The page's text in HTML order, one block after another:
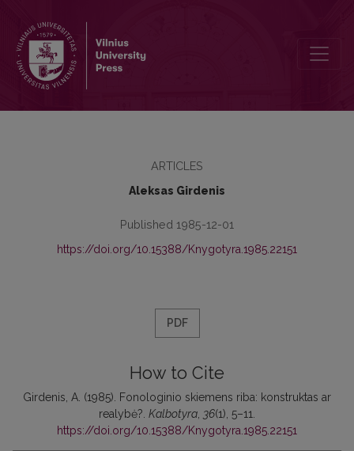
ARTICLES
Aleksas Girdenis
Published 1985-12-01
https://doi.org/10.15388/Knygotyra.1985.22151
PDF
How to Cite
Girdenis, A. (1985). Fonologinio skiemens riba: konstruktas ar
realybė?. Kalbotyra 36(1), 5–11.
https://doi.org/10.15388/Knygotyra.1985.22151